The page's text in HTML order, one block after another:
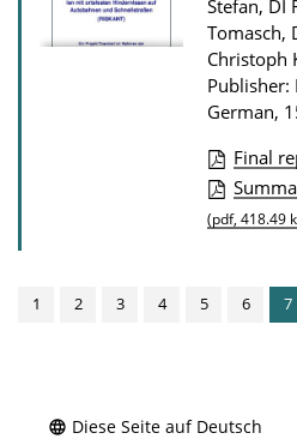
w
n
l
o
a
d
s
Stefan, DI
Tomasch,
Christoph
Publisher:
German,
P
u
t
Final
(pdf, 418.49
1 2 3 4 5 6 7
Diese Seite auf Deutsch